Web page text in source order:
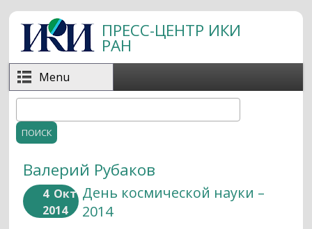
Перейти к основному содержанию
ПРЕСС-ЦЕНТР ИКИ
РАН
Menu
Форма поиска
Валерий Рубаков
4 Окт
2014
День космической науки –
2014